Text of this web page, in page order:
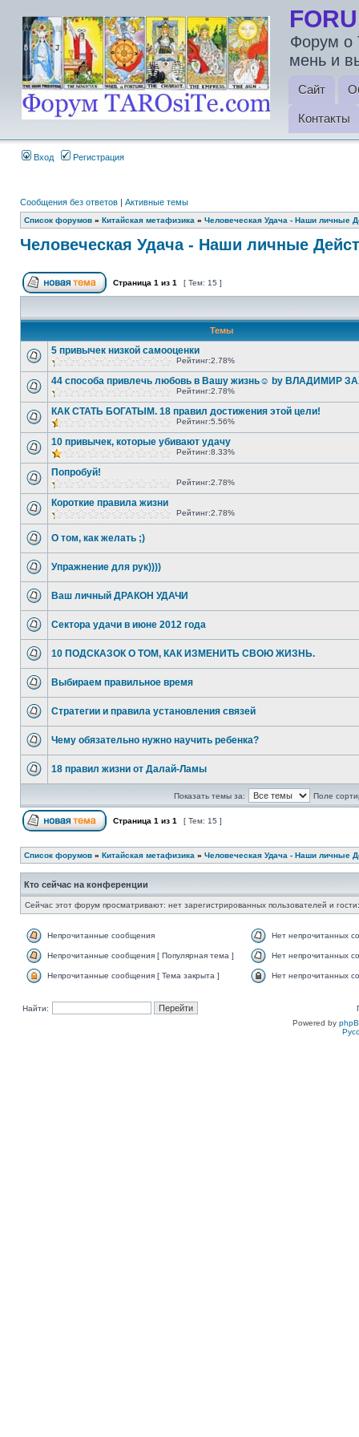
Форум о
мень и
Сайт
Контакты
Вход Регистрация
Сообщения без ответов | Активные темы
Список форумов » Китайская метафизика » Человеческая Удача - Наши личные
Человеческая Удача - Наши личные
Страница 1 из 1 [ Тем: 15 ]
Темы
5 привычек низкой самооценки
Рейтинг:2.78%
44 способа привлечь любовь в Вашу жизнь☺ by ВЛАДИМИР
Рейтинг:2.78%
КАК СТАТЬ БОГАТЫМ. 18 правил достижения этой цели!
Рейтинг:5.56%
10 привычек, которые убивают удачу
Рейтинг:8.33%
Попробуй!
Рейтинг:2.78%
Короткие правила жизни
Рейтинг:2.78%
О том, как желать ;)
Упражнение для рук))))
Ваш личный ДРАКОН УДАЧИ
Сектора удачи в июне 2012 года
10 ПОДСКАЗОК О ТОМ, КАК ИЗМЕНИТЬ СВОЮ ЖИЗНЬ.
Выбираем правильное время
Стратегии и правила установления связей
Чему обязательно нужно научить ребенка?
18 правил жизни от Далай-Ламы
Показать темы за: Поле
Страница 1 из 1 [ Тем: 15 ]
Список форумов » Китайская метафизика » Человеческая Удача - Наши личные
Кто сейчас на конференции
Сейчас этот форум просматривают: нет зарегистрированных пользователей и
Непрочитанные сообщения Нет непрочитанных
Непрочитанные сообщения [ Популярная тема ] Нет непрочитанных
Непрочитанные сообщения [ Тема закрыта ] Нет непрочитанных
Найти:
Powered by